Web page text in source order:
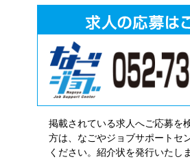
掲載されている求人へご応募を
方は、なごやジョブサポートセ
ください。紹介状を発行いたし